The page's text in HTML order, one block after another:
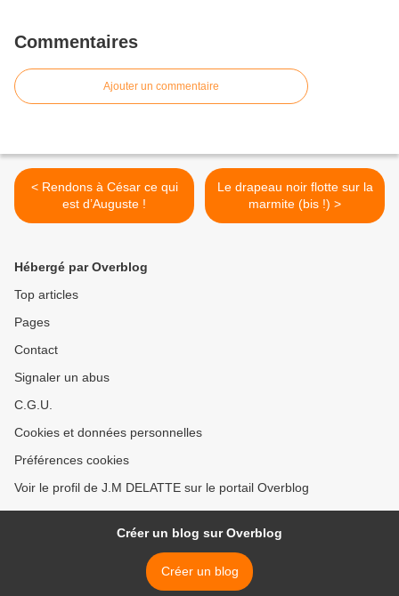
Commentaires
Ajouter un commentaire
< Rendons à César ce qui
est d’Auguste !
Le drapeau noir flotte sur la
marmite (bis !) >
Hébergé par Overblog
Top articles
Pages
Contact
Signaler un abus
C.G.U.
Cookies et données personnelles
Préférences cookies
Voir le profil de J.M DELATTE sur le portail Overblog
Créer un blog sur Overblog
Créer un blog